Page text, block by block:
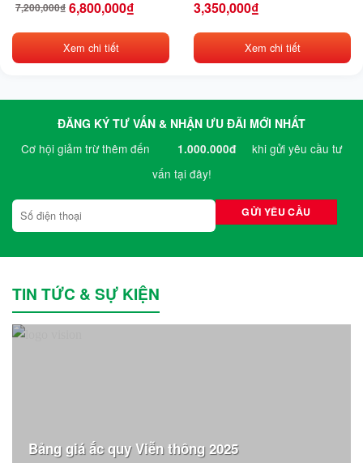
Cho Ứng Dụng Công
Nghiệp
7,200,000₫
Giá
gốc
7,200,000₫.
6,800,000₫
Giá
hiện
là:
6,800,000₫.
Xem chi tiết
3,350,000₫
Xem chi tiết
ĐĂNG KÝ TƯ VẤN & NHẬN ƯU ĐÃI MỚI NHẤT
Cơ hội giảm trừ thêm đến
1.000.000đ
khi gửi yêu cầu tư
vấn tại đây!
TIN TỨC & SỰ KIỆN
Bảng giá ắc quy Viễn thông 2025